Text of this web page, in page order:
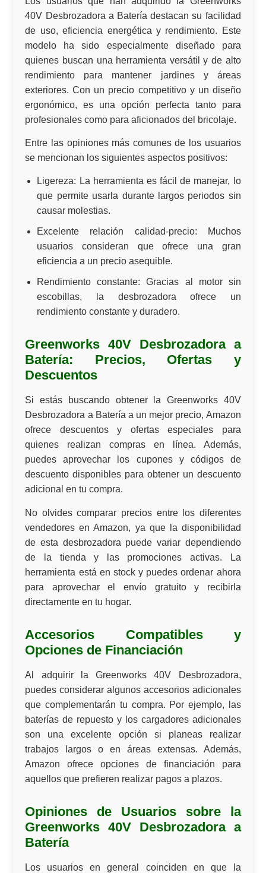
40V Desbrozadora a Batería destacan su facilidad
de uso, eficiencia energética y rendimiento. Este
modelo ha sido especialmente diseñado para
quienes buscan una herramienta versátil y de alto
rendimiento para mantener jardines y áreas
exteriores. Con un precio competitivo y un diseño
ergonómico, es una opción perfecta tanto para
profesionales como para aficionados del bricolaje.
Entre las opiniones más comunes de los usuarios
se mencionan los siguientes aspectos positivos:
Ligereza: La herramienta es fácil de manejar, lo
que permite usarla durante largos periodos sin
causar molestias.
Excelente relación calidad-precio: Muchos
usuarios consideran que ofrece una gran
eficiencia a un precio asequible.
Rendimiento constante: Gracias al motor sin
escobillas, la desbrozadora ofrece un
rendimiento constante y duradero.
Greenworks 40V Desbrozadora a
Batería: Precios, Ofertas y
Descuentos
Si estás buscando obtener la Greenworks 40V
Desbrozadora a Batería a un mejor precio, Amazon
ofrece descuentosy ofertas especiales para
quienes realizancompras en línea. Además,
puedes aprovechar los cupones y códigos de
descuento disponibles para obtener un descuento
adicional en tu compra.
No olvides comparar precios entre los diferentes
vendedores en Amazon, ya que la disponibilidad
de esta desbrozadora puede variar dependiendo
de la tienda y las promociones activas. La
herramienta está en stocky puedesordenar ahora
para aprovechar el envío gratuitoy recibirla
directamente en tu hogar.
Accesorios Compatibles y
Opciones de Financiación
Al adquirir la Greenworks 40V Desbrozadora,
puedes considerar algunos accesorios adicionales
que complementarán tu compra. Por ejemplo, las
baterías de repuesto y los cargadores adicionales
son una excelente opción si planeas realizar
trabajos largos o en áreas extensas. Además,
Amazon ofrece opciones de financiación para
aquellos que prefieren realizar pagos a plazos.
Opiniones de Usuarios sobre la
Greenworks 40V Desbrozadora a
Batería
Los usuarios en general coinciden en que la